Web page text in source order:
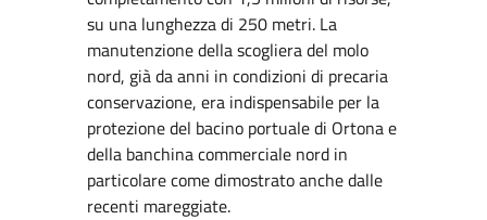
su una lunghezza di 250 metri. La
manutenzione della scogliera del molo
nord, già da anni in condizioni di precaria
conservazione, era indispensabile per la
protezione del bacino portuale di Ortona e
della banchina commerciale nord in
particolare come dimostrato anche dalle
recenti mareggiate.